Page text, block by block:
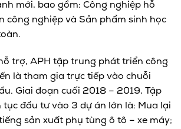
mới, bao gồm: Công nghiệp hỗ
công nghiệp và Sản phẩm sinh học
trợ, APH tập trung phát triển công
là tham gia trực tiếp vào chuỗi
Giai đoạn cuối 2018 – 2019, Tập
tục đầu tư vào 3 dự án lớn là: Mua lại
sản xuất phụ tùng ô tô – xe máy;